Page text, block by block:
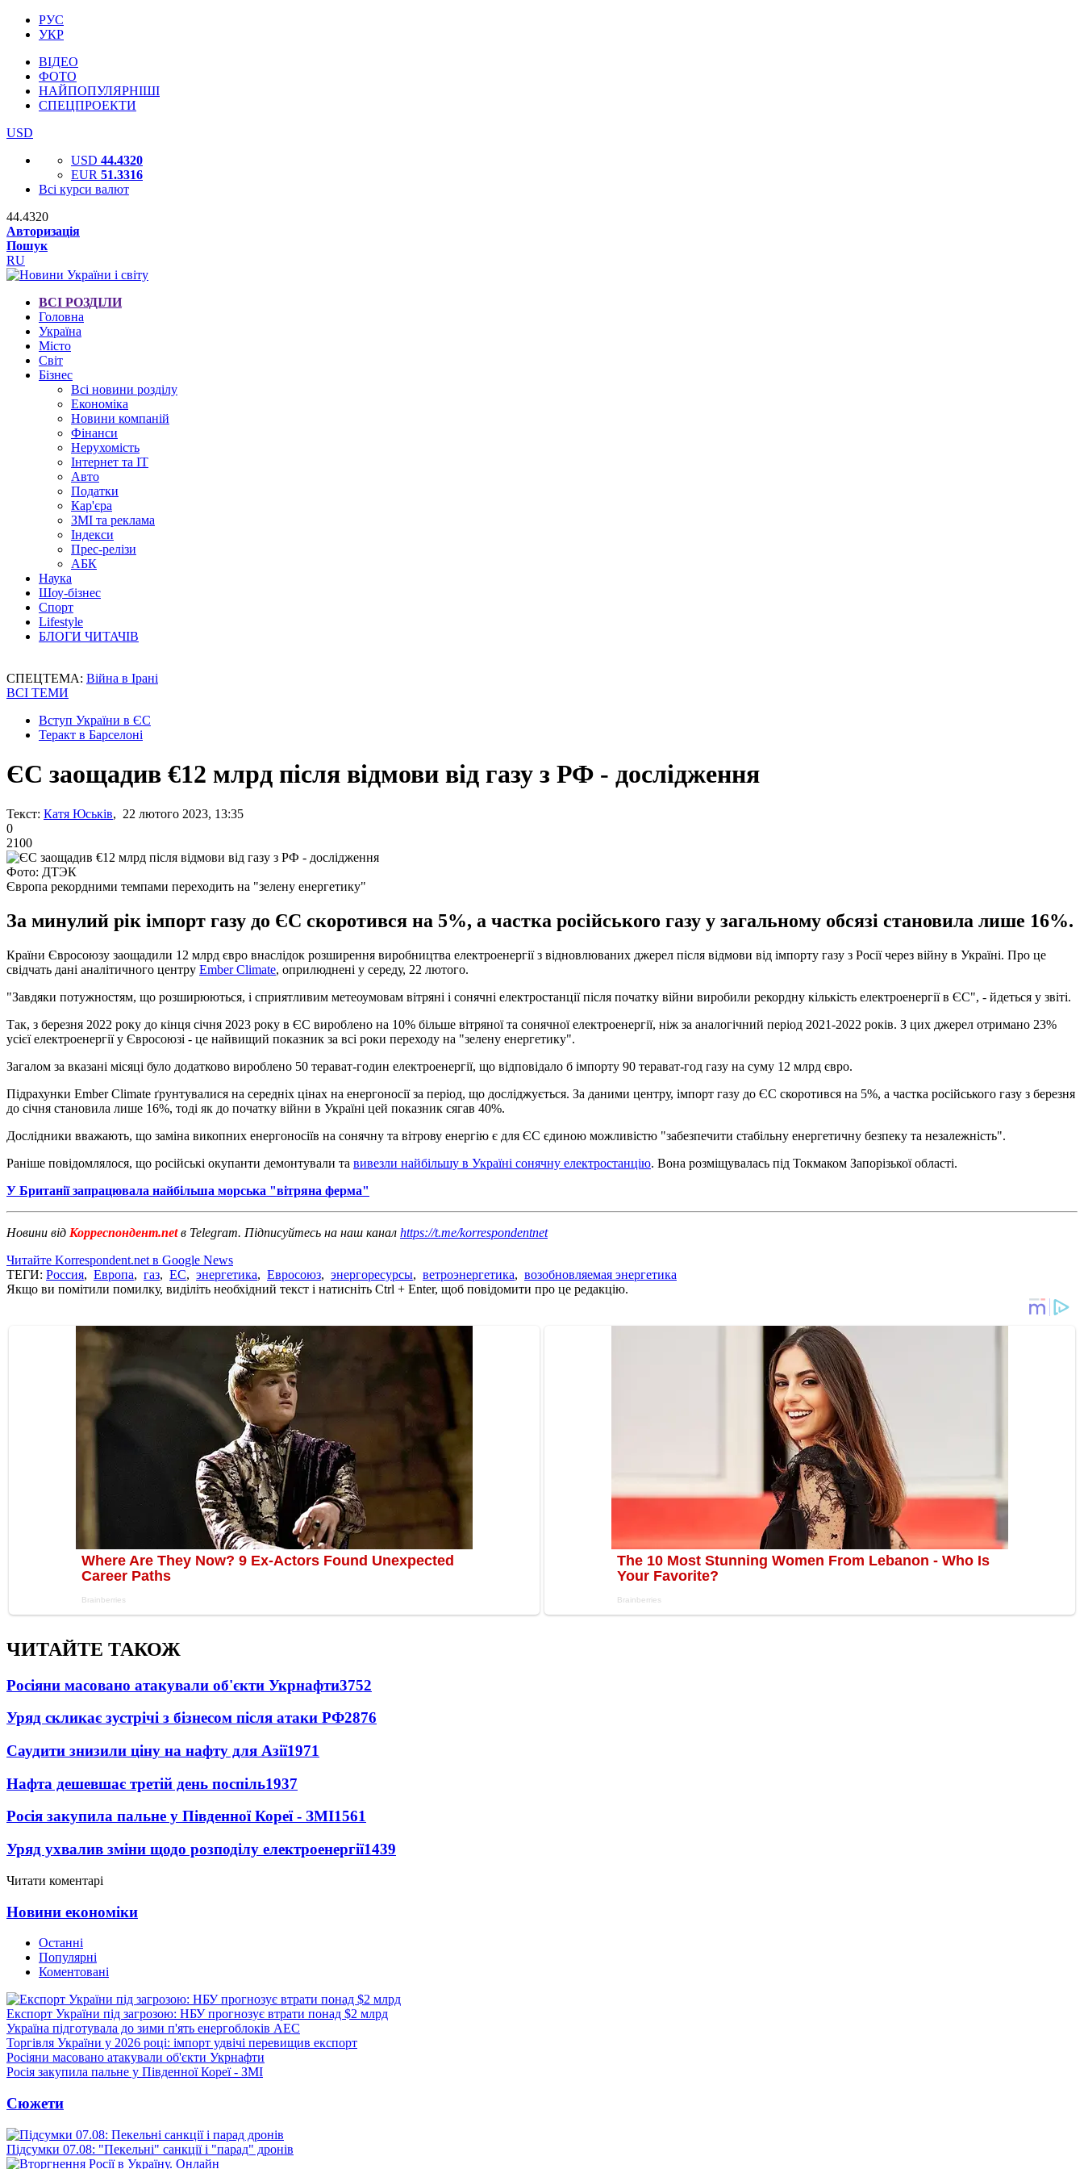
РУС
УКР
ВІДЕО
ФОТО
НАЙПОПУЛЯРНІШІ
СПЕЦПРОЕКТИ
USD
USD 44.4320
EUR 51.3316
Всі курси валют
44.4320
Авторизація
Пошук
RU
ВСІ РОЗДІЛИ
Головна
Україна
Місто
Світ
Бізнес
Всі новини розділу
Економіка
Новини компаній
Фінанси
Нерухомість
Інтернет та IT
Авто
Податки
Кар'єра
ЗМІ та реклама
Індекси
Прес-релізи
АБК
Наука
Шоу-бізнес
Спорт
Lifestyle
БЛОГИ ЧИТАЧІВ
СПЕЦТЕМА: Війна в Ірані
ВСІ ТЕМИ
Вступ України в ЄС
Теракт в Барселоні
ЄС заощадив €12 млрд після відмови від газу з РФ - дослідження
Текст: Катя Юськів, 22 лютого 2023, 13:35
0
2100
Фото: ДТЭК
Європа рекордними темпами переходить на "зелену енергетику"
За минулий рік імпорт газу до ЄС скоротився на 5%, а частка російського газу у загальному обсязі становила лише 16%.
Країни Євросоюзу заощадили 12 млрд євро внаслідок розширення виробництва електроенергії з відновлюваних джерел після відмови від імпорту газу з Росії через війну в Україні. Про це
свідчать дані аналітичного центру Ember Climate, оприлюднені у середу, 22 лютого.
"Завдяки потужностям, що розширюються, і сприятливим метеоумовам вітряні і сонячні електростанції після початку війни виробили рекордну кількість електроенергії в ЄС", - йдеться у звіті.
Так, з березня 2022 року до кінця січня 2023 року в ЄС вироблено на 10% більше вітряної та сонячної електроенергії, ніж за аналогічний період 2021-2022 років. З цих джерел отримано 23%
усієї електроенергії у Євросоюзі - це найвищий показник за всі роки переходу на "зелену енергетику".
Загалом за вказані місяці було додатково вироблено 50 терават-годин електроенергії, що відповідало б імпорту 90 терават-год газу на суму 12 млрд євро.
Підрахунки Ember Climate ґрунтувалися на середніх цінах на енергоносії за період, що досліджується. За даними центру, імпорт газу до ЄС скоротився на 5%, а частка російського газу з березня
до січня становила лише 16%, тоді як до початку війни в Україні цей показник сягав 40%.
Дослідники вважають, що заміна викопних енергоносіїв на сонячну та вітрову енергію є для ЄС єдиною можливістю "забезпечити стабільну енергетичну безпеку та незалежність".
Раніше повідомлялося, що російські окупанти демонтували та вивезли найбільшу в Україні сонячну електростанцію. Вона розміщувалась під Токмаком Запорізької області.
У Британії запрацювала найбільша морська "вітряна ферма"
Новини від Корреспондент.netв Telegram. Підписуйтесь на наш канал https://t.me/korrespondentnet
Читайте Korrespondent.net в Google News
ТЕГИ: Россия, Европа, газ, ЕС, энергетика, Евросоюз, энергоресурсы, ветроэнергетика, возобновляемая энергетика
Якщо ви помітили помилку, виділіть необхідний текст і натисніть Ctrl + Enter, щоб повідомити про це редакцію.
ЧИТАЙТЕ ТАКОЖ
Росіяни масовано атакували об'єкти Укрнафти3752
Уряд скликає зустрічі з бізнесом після атаки РФ2876
Саудити знизили ціну на нафту для Азії1971
Нафта дешевшає третій день поспіль1937
Росія закупила пальне у Південної Кореї - ЗМІ1561
Уряд ухвалив зміни щодо розподілу електроенергії1439
Читати коментарі
Новини економіки
Останні
Популярні
Коментовані
Експорт України під загрозою: НБУ прогнозує втрати понад $2 млрд
Україна підготувала до зими п'ять енергоблоків АЕС
Торгівля України у 2026 році: імпорт удвічі перевищив експорт
Росіяни масовано атакували об'єкти Укрнафти
Росія закупила пальне у Південної Кореї - ЗМІ
Сюжети
Підсумки 07.08: "Пекельні" санкції і "парад" дронів